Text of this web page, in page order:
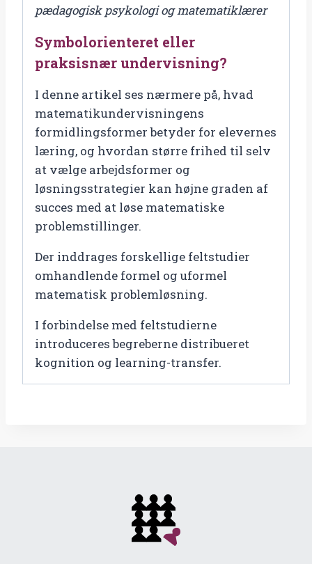
pædagogisk psykologi og matematiklærer
Symbolorienteret eller
praksisnær undervisning?
I denne artikel ses nærmere på, hvad
matematikundervisningens
formidlingsformer betyder for elevernes
læring, og hvordan større frihed til selv
at vælge arbejdsformer og
løsningsstrategier kan højne graden af
succes med at løse matematiske
problemstillinger.
Der inddrages forskellige feltstudier
omhandlende formel og uformel
matematisk problemløsning.
I forbindelse med feltstudierne
introduceres begreberne distribueret
kognition og learning-transfer.